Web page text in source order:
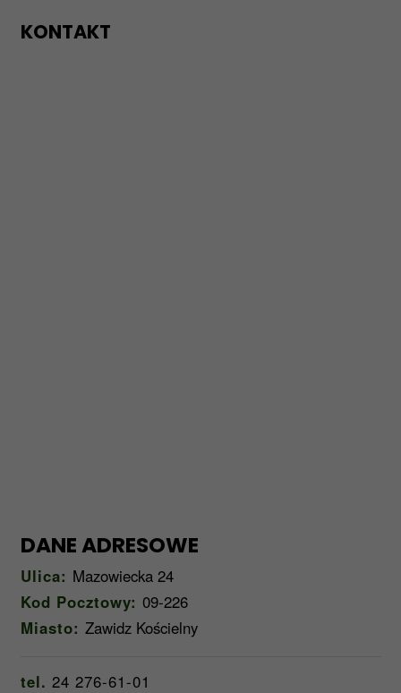
KONTAKT
DANE ADRESOWE
Ulica: Mazowiecka 24
Kod Pocztowy: 09-226
Miasto: Zawidz Kościelny
tel. 24 276-61-01